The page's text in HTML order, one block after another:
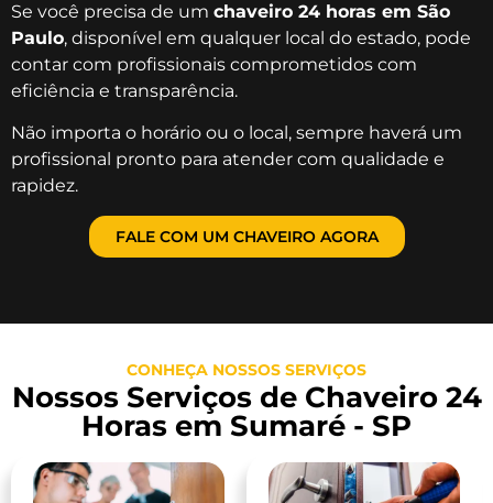
Se você precisa de um chaveiro 24 horas em São
Paulo, disponível em qualquer local do estado, pode
contar com profissionais comprometidos com
eficiência e transparência.
Não importa o horário ou o local, sempre haverá um
profissional pronto para atender com qualidade e
rapidez.
FALE COM UM CHAVEIRO AGORA
CONHEÇA NOSSOS SERVIÇOS
Nossos Serviços de Chaveiro 24
Horas em Sumaré - SP